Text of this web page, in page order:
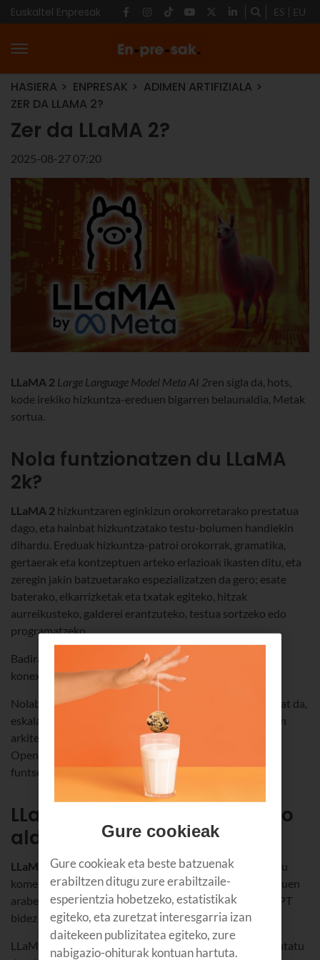
Euskaltel Enpresak ES EU
HASIERA ENPRESAK
ADIMEN ARTIFIZIALA
ZER DA LLAMA 2?
Zer da LLaMA 2?
2025-08-27 07:20
LLaMA 2 Large Language Model Meta AI 2ren sigla da, hots,
kode irekiko hizkuntza-ereduen bigarren belaunaldia, Metak
sortua.
Nola funtzionatzen du LLaMA
2k?
LLaMA 2 hizkuntzaren eginkizun orokorretarako prestatua
dago, eta hainbat hizkuntzatako testu-bolumen handiekin
dihardu. Ereduak hizkuntza-patroi orokorrak, gramatika,
gertaerak eta kontzeptuen arteko erlazioak ikasten ditu, eta
zeregin jakin batzuetarako espezializatzen da gero; esate
baterako, elkarrizketak eta txatak egiteko, hitzak
aurreikusteko, galderei erantzuteko, testua sortzeko edo
programatzeko.
Badira 7B, 13B eta 70B parametroko ereduak, sarearen
konexio-kopuruaren eta ahalmenaren arabera.
Nolabait esateko,
testua iragartzeko makina bat da,
eskala erraldoian entrenatzen dena,
deritzon
arkitektura erabiliz horretarako (hori bera egiten du
OpenAIren GPT ezagunak). BainaLLaMA 2k
funtsezko diferentzia batzuk dituzte:
LLaMA 2ren eta GPTren arteko
aldeak
LLaMA 2 kode irekikoa da, eta ikerketarako edo helburu
komertzialetarako erabil daiteke (betiere baldintza batzuen
arabera); GPT, berriz, eredu itxia da, eta API edo ChatGPT
bidez soilik balia daiteke.
LLaMA 2 zure PC edo zerbitzarian deskargatu eta exekutatu
Gure cookieak
Gure cookieak eta beste batzuenak
erabiltzen ditugu zure erabiltzaile-
esperientzia hobetzeko, estatistikak
egiteko, eta zuretzat interesgarria izan
daitekeen publizitatea egiteko, zure
nabigazio-ohiturak kontuan hartuta.